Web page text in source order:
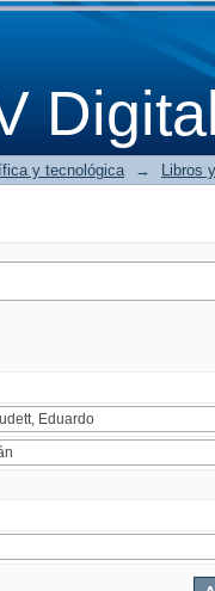
y tecnológica → Libros